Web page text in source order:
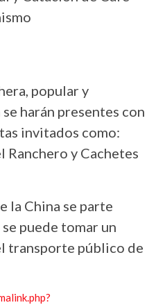
popular y
harán presentes con
invitados como:
Ranchero y Cachetes
la China se parte
puede tomar un
transporte público de